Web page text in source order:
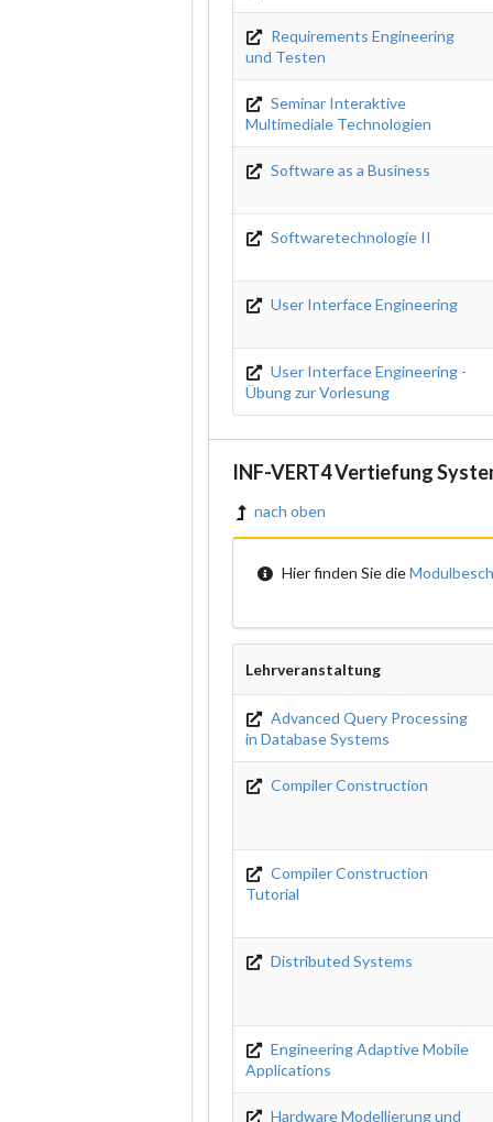
Requirements Engineering
und Testen
Seminar Interaktive
Multimediale Technologien
Software as a Business
Softwaretechnologie II
User Interface Engineering
User Interface Engineering -
Übung zur Vorlesung
INF-VERT4 Vertiefung
nach oben
Hier finden Sie die
Lehrveranstaltung
Advanced Query Processing
in Database Systems
Compiler Construction
Compiler Construction
Tutorial
Distributed Systems
Engineering Adaptive Mobile
Applications
Hardware Modellierung und